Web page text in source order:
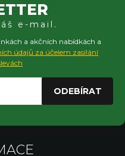
e-mail.
a akčních nabídkách a
údajů za účelem zasílání
ODEBÍRAT